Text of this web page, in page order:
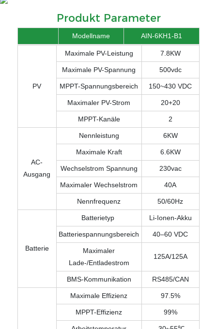
Produkt Parameter
Modellname AIN-6KH1-B1
PV
Maximale PV-Leistung 7.8KW
Maximale PV-Spannung 500vdc
MPPT-Spannungsbereich 150~430 VDC
Maximaler PV-Strom 20+20
MPPT-Kanäle 2
AC-
Ausgang
Nennleistung 6KW
Maximale Kraft 6.6KW
Wechselstrom Spannung 230vac
Maximaler Wechselstrom 40A
Nennfrequenz 50/60Hz
Batterie
Batterietyp Li-Ionen-Akku
Batteriespannungsbereich 40–60 VDC
Maximaler
Lade-/Entladestrom
125A/125A
BMS-Kommunikation RS485/CAN
Maximale Effizienz 97.5%
MPPT-Effizienz 99%